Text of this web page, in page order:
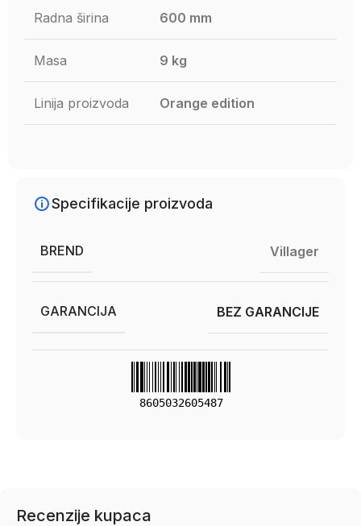
Radna širina 600 mm
Masa 9 kg
Linija proizvoda Orange edition
Specifikacije proizvoda
BREND Villager
GARANCIJA BEZ GARANCIJE
8605032605487
Recenzije kupaca